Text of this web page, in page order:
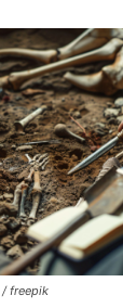
freepik